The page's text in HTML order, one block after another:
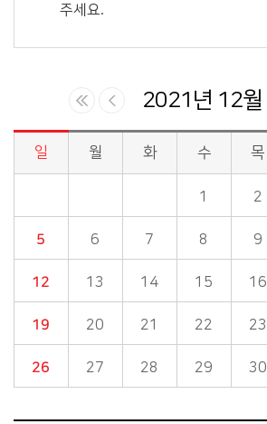
주세요.
2021년 12월
시정소식>시정 캘린더 게시판의 (2021년 12월) 달력형태로 일정명, 일정내용을 제공합니다.
일 월 화 수 목
1 2
5 6 7 8 9
12 13 14 15 16
19 20 21 22 23
26 27 28 29 30